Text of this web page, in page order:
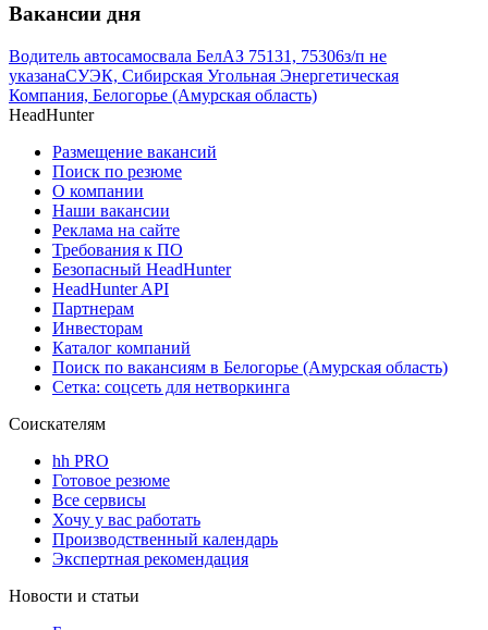
Вакансии дня
Водитель автосамосвала БелАЗ 75131, 75306з/п не
указанаСУЭК, Сибирская Угольная Энергетическая
Компания, Белогорье (Амурская область)
HeadHunter
Размещение вакансий
Поиск по резюме
О компании
Наши вакансии
Реклама на сайте
Требования к ПО
Безопасный HeadHunter
HeadHunter API
Партнерам
Инвесторам
Каталог компаний
Поиск по вакансиям в Белогорье (Амурская область)
Сетка: соцсеть для нетворкинга
Соискателям
hh PRO
Готовое резюме
Все сервисы
Хочу у вас работать
Производственный календарь
Экспертная рекомендация
Новости и статьи